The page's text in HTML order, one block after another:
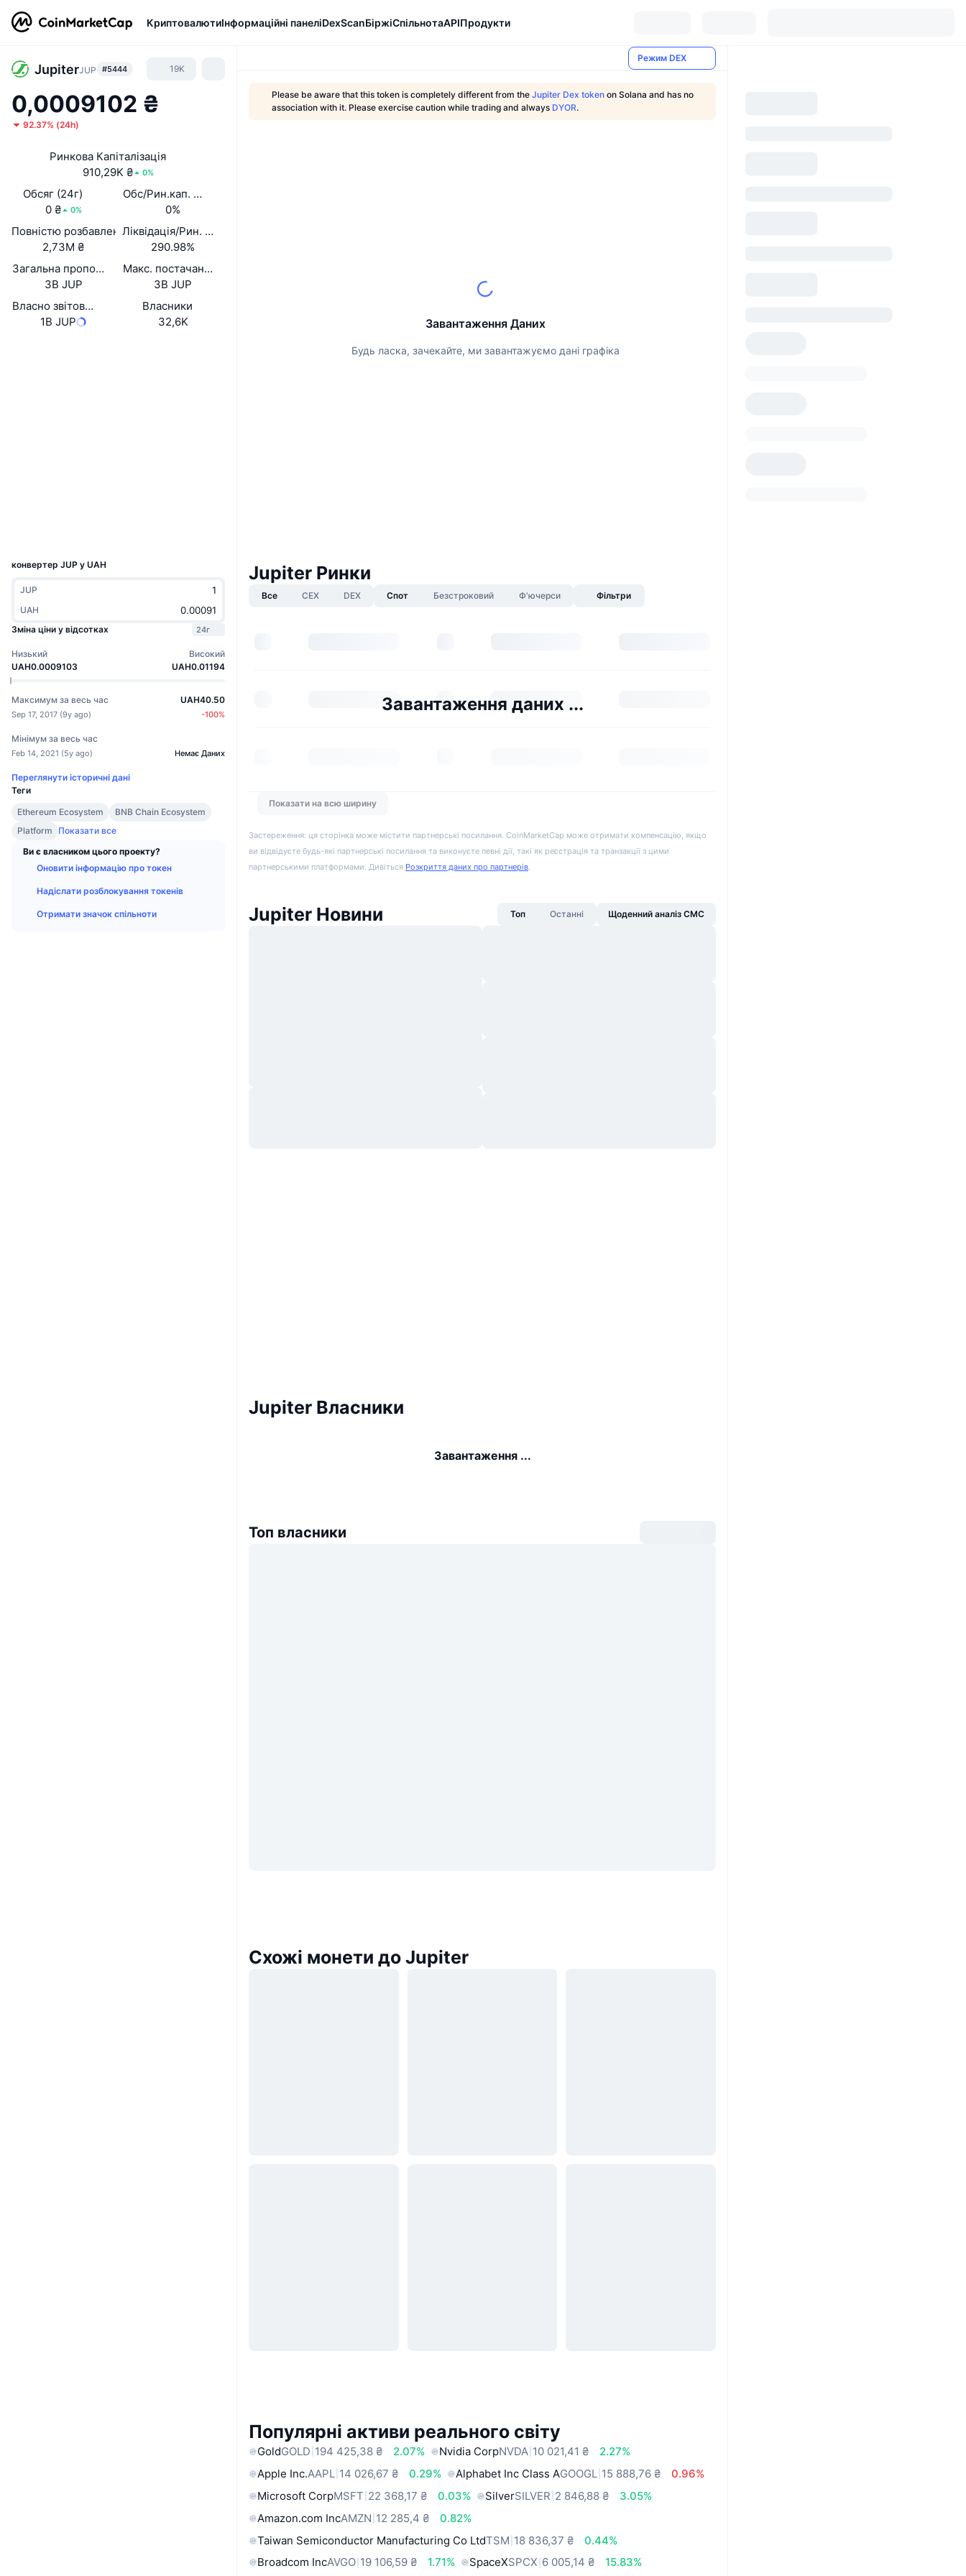
КриптовалютиІнформаційні панеліDexScanБіржіСпільнотаAPIПродукти
JupiterJUP #5444 19K
0,0009102 ₴
92.37% (24h)
Ринкова Капіталізація
910,29K ₴
0%
Обсяг (24г)
0 ₴
0%
Обс/Рин.кап. (24 год.)
0%
Повністю розбавлена вартість (FDV)
2,73M ₴
Ліквідація/Рин. кап.
290.98%
Загальна пропозиція
3B JUP
Макс. постачання
3B JUP
Власно звітована циркуляційна пропозиція
1B JUP
Власники
32,6K
конвертер JUP у UAH
JUP
UAH
Зміна ціни у відсотках
24г
Низький
UAH0.0009103
Високий
UAH0.01194
Максимум за весь час
Sep 17, 2017 (9y ago)
UAH40.50
-100%
Мінімум за весь час
Feb 14, 2021 (5y ago) Немає Даних
Переглянути історичні дані
Теги
Ethereum Ecosystem
BNB Chain Ecosystem
Platform
Показати все
Ви є власником цього проекту?
Оновити інформацію про токен
Надіслати розблокування токенів
Отримати значок спільноти
Режим DEX
Please be aware that this token is completely different from the Jupiter Dex token on Solana and has no
association with it. Please exercise caution while trading and always DYOR.
Завантаження Даних
Будь ласка, зачекайте, ми завантажуємо дані графіка
Jupiter Ринки
Все CEX DEX Спот Безстроковий Ф'ючерси Фільтри
Завантаження даних ...
Показати на всю ширину
Застереження: ця сторінка може містити партнерські посилання. CoinMarketCap може отримати компенсацію, якщо
ви відвідуєте будь-які партнерські посилання та виконуєте певні дії, такі як реєстрація та транзакції з цими
партнерськими платформами. Дивіться Розкриття даних про партнерів.
Jupiter Новини Топ Останні Щоденний аналіз CMC
Jupiter Власники
Завантаження ...
Топ власники
Схожі монети до Jupiter
Популярні активи реального світу
GoldGOLD 194 425,38 ₴ 2.07% Nvidia CorpNVDA 10 021,41 ₴
2.27%
Apple Inc.AAPL 14 026,67 ₴ 0.29% Alphabet Inc Class AGOOGL 15 888,76 ₴
0.96%
Microsoft CorpMSFT 22 368,17 ₴ 0.03% SilverSILVER 2 846,88 ₴
3.05%
Amazon.com IncAMZN 12 285,4 ₴
0.82%
Taiwan Semiconductor Manufacturing Co LtdTSM 18 836,37 ₴
0.44%
Broadcom IncAVGO 19 106,59 ₴ 1.71% SpaceXSPCX 6 005,14 ₴ 15.83%